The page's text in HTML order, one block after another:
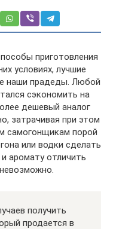
приготовления
условиях, лучшие
наши прадеды. Любой
сэкономить на
дешевый аналог
затрачивая при этом
самогонщикам порой
или водки сделать
аромату отличить
получить
продается в